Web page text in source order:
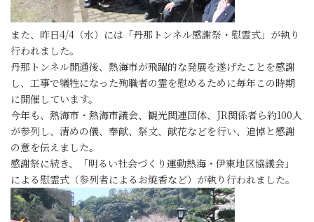
また、昨日4/4（水）には「丹那トンネル感謝祭・慰霊式」が執り
行われました。
丹那トンネル開通後、熱海市が飛躍的な発展を遂げたことを感謝
し、工事で犠牲になった殉職者の霊を慰めるために毎年この時期
に開催しています。
今年も、熱海市・熱海市議会、観光関連団体、JR関係者ら約100人
が参列し、清めの儀、奉献、祭文、献花などを行い、追悼と感謝
の意を伝えました。
感謝祭に続き、「明るい社会づくり運動熱海・伊東地区協議会」
による慰霊式（参列者によるお焼香など）が執り行われました。